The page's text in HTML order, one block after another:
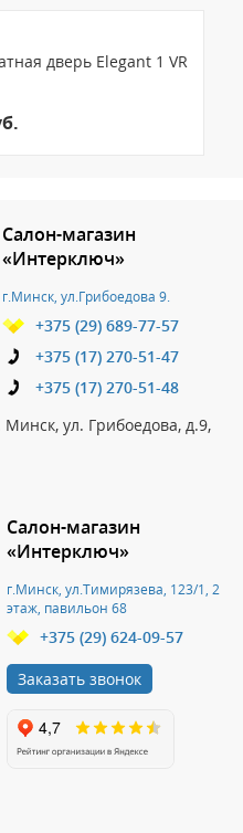
дверь Elegant 1 VR
Салон-магазин
«Интерключ»
г.Минск, ул.Грибоедова 9.
+375 (29) 689-77-57
+375 (17) 270-51-47
+375 (17) 270-51-48
Минск, ул. Грибоедова, д.9,
Салон-магазин
«Интерключ»
г.Минск, ул.Тимирязева, 123/1, 2
этаж, павильон 68
+375 (29) 624-09-57
Заказать звонок